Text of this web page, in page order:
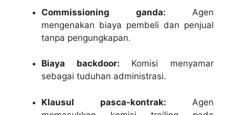
Commissioning ganda: Agen
mengenakan biaya pembeli dan penjual
tanpa pengungkapan.
Biaya backdoor: Komisi menyamar
sebagai tuduhan administrasi.
Klausul pasca-kontrak: Agen